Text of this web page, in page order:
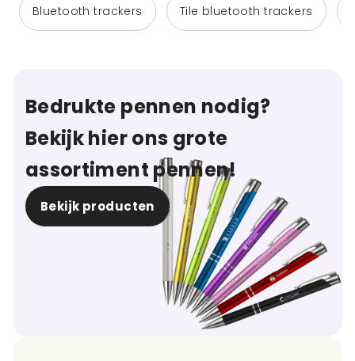
Bluetooth trackers Tile bluetooth trackers
Bedrukte pennen nodig?
Bekijk hier ons grote
assortiment pennen!
Bekijk producten